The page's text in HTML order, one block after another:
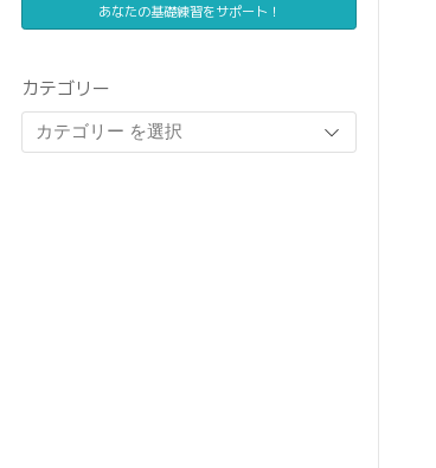
あなたの基礎練習をサポート！
カテゴリー